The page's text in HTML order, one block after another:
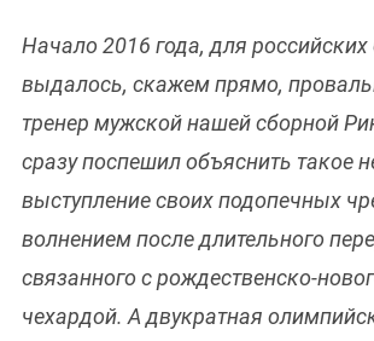
Начало 2016 года, для российских
выдалось, скажем прямо,
тренер мужской нашей сборной
сразу поспешил объяснить такое
выступление своих подопечных
волнением после длительного
связанного с рождественско-
чехардой. А двукратная